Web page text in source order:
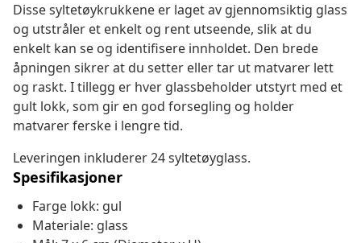
Disse syltetøykrukkene er laget av gjennomsiktig glass
og utstråler et enkelt og rent utseende, slik at du
enkelt kan se og identifisere innholdet. Den brede
åpningen sikrer at du setter eller tar ut matvarer lett
og raskt. I tillegg er hver glassbeholder utstyrt med et
gult lokk, som gir en god forsegling og holder
matvarer ferske i lengre tid.
Leveringen inkluderer 24 syltetøyglass.
Spesifikasjoner
Farge lokk: gul
Materiale: glass